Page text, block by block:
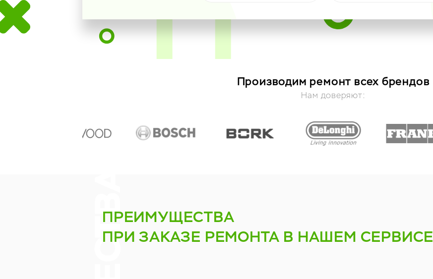
Производим ремонт всех брендов
Нам доверяют:
ПРЕИМУЩЕСТВА
ПРИ ЗАКАЗЕ РЕМОНТА В НАШЕМ СЕРВИСЕ